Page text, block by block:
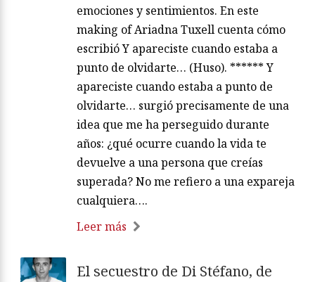
emociones y sentimientos. En este
making of Ariadna Tuxell cuenta cómo
escribió Y apareciste cuando estaba a
punto de olvidarte… (Huso). ****** Y
apareciste cuando estaba a punto de
olvidarte… surgió precisamente de una
idea que me ha perseguido durante
años: ¿qué ocurre cuando la vida te
devuelve a una persona que creías
superada? No me refiero a una expareja
cualquiera….
Leer más
El secuestro de Di Stéfano, de